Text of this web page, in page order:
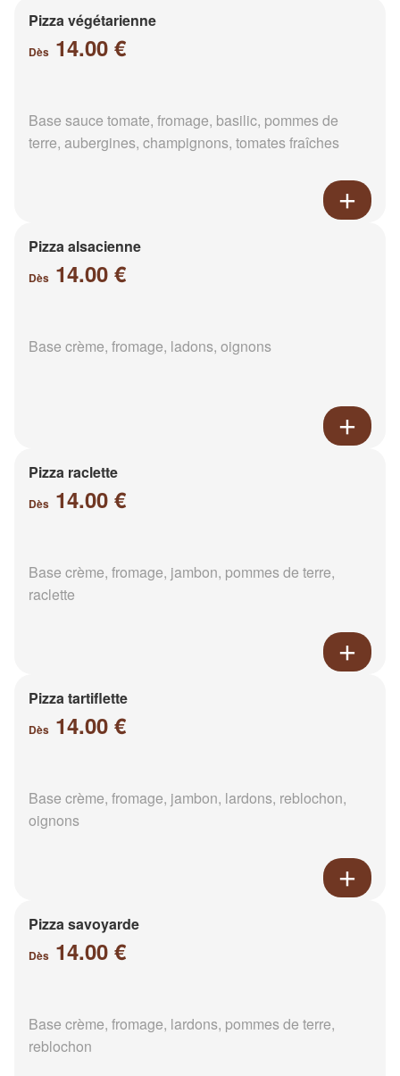
Pizza végétarienne
Dès 14.00 €
Base sauce tomate, fromage, basilic, pommes de
terre, aubergines, champignons, tomates fraîches
Pizza alsacienne
Dès 14.00 €
Base crème, fromage, ladons, oignons
Pizza raclette
Dès 14.00 €
Base crème, fromage, jambon, pommes de terre,
raclette
Pizza tartiflette
Dès 14.00 €
Base crème, fromage, jambon, lardons, reblochon,
oignons
Pizza savoyarde
Dès 14.00 €
Base crème, fromage, lardons, pommes de terre,
reblochon